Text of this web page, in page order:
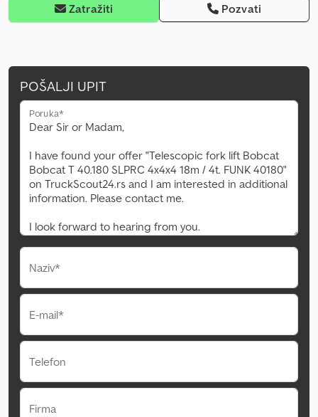
Zatražiti Pozvati
POŠALJI UPIT
Poruka*
Naziv*
E-mail*
Telefon
Firma